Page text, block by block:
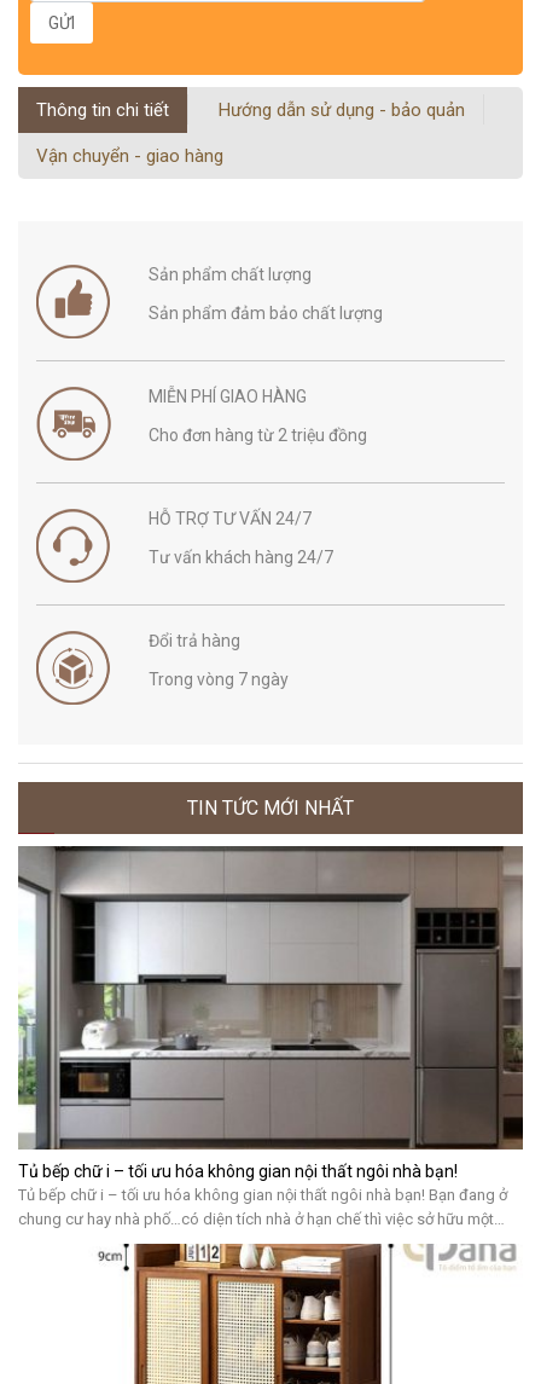
Thông tin chi tiết Hướng dẫn sử dụng - bảo quản
Vận chuyển - giao hàng
Sản phẩm chất lượng
Sản phẩm đảm bảo chất lượng
MIỄN PHÍ GIAO HÀNG
Cho đơn hàng từ 2 triệu đồng
HỖ TRỢ TƯ VẤN 24/7
Tư vấn khách hàng 24/7
Đổi trả hàng
Trong vòng 7 ngày
TIN TỨC MỚI NHẤT
Tủ bếp chữ i – tối ưu hóa không gian nội thất ngôi nhà bạn!
Tủ bếp chữ i – tối ưu hóa không gian nội thất ngôi nhà bạn! Bạn đang ở
chung cư hay nhà phố…có diện tích nhà ở hạn chế thì việc sở hữu một
không gian bếp hình chữ i là một điều lí tưởng. Bởi nó sẽ giúp bạn tiết
kiệm không gian nhưng […]